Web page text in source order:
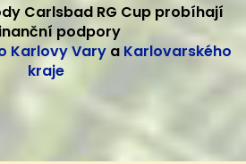
Carlsbad RG Cup probíhají
podpory
Karlovy Varya Karlovarského
kraje